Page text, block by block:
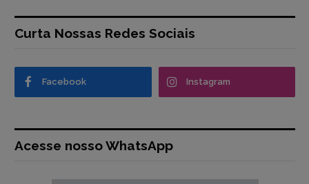
Curta Nossas Redes Sociais
Facebook Instagram
Acesse nosso WhatsApp